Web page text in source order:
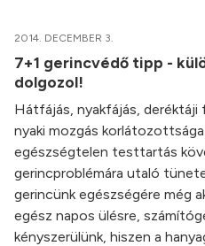
2014. DECEMBER 3.
7+1 gerincvédő tipp -
dolgozol!
Hátfájás, nyakfájás, deréktáji
nyaki mozgás
egészségtelen testtartás
gerincproblémára utaló
gerincünk egészségére még
egész napos ülésre,
kényszerülünk, hiszen a